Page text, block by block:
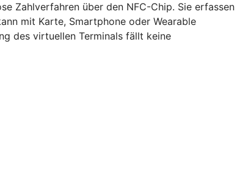
Zahlverfahren über den NFC-Chip. Sie erfassen
mit Karte, Smartphone oder Wearable
des virtuellen Terminals fällt keine